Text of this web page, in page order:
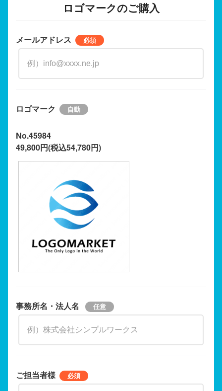
ロゴマークのご購入
メールアドレス
ロゴマーク
No.45984
49,800円(税込54,780円)
事務所名・法人名
ご担当者様